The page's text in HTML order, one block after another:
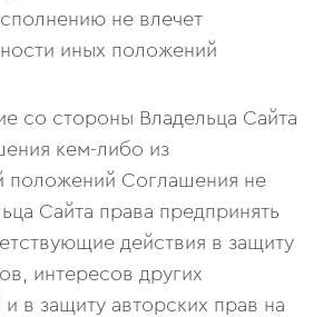
не влечет
иных положений
со стороны Владельца Сайта
кем-либо из
положений Соглашения не
Сайта права предпринять
действия в защиту
интересов других
и в защиту авторских прав на